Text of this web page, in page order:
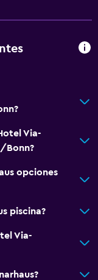
Via-
Bonn?
opciones
piscina?
Via-